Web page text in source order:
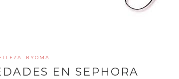
BYOMA
EN SEPHORA